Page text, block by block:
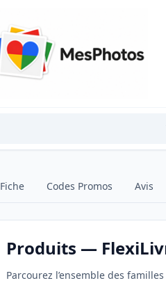
Fiche Codes Promos Avis
Produits —
Parcourez l’ensemble des